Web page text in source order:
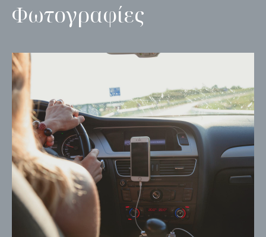
Φωτογραφίες